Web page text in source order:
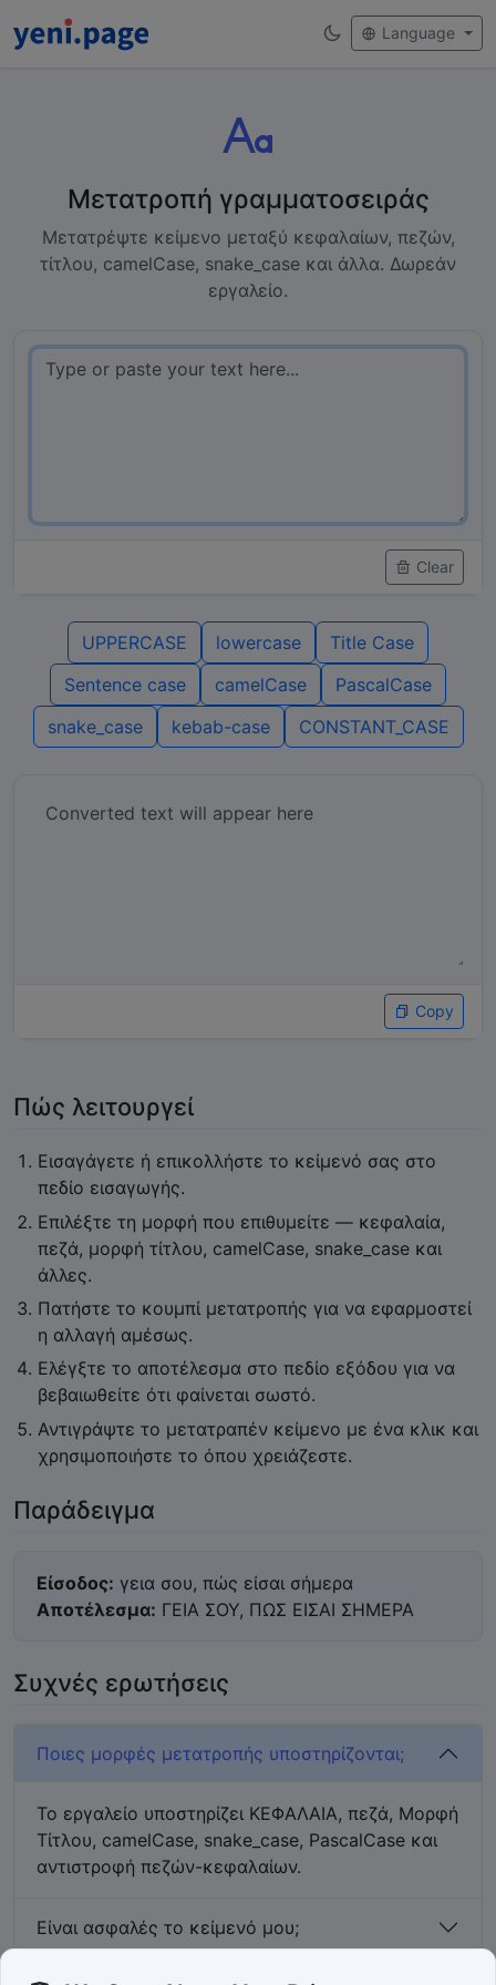
Language
Μετατροπή γραμματοσειράς
Μετατρέψτε κείμενο μεταξύ κεφαλαίων, πεζών,
τίτλου, camelCase, snake_case και άλλα. Δωρεάν
εργαλείο.
Clear
UPPERCASE lowercase
Title Case
Sentence case
camelCase
PascalCase
snake_case
kebab-case CONSTANT_CASE
Copy
Πώς λειτουργεί
Εισαγάγετε ή επικολλήστε το κείμενό σας στο
πεδίο εισαγωγής.
Επιλέξτε τη μορφή που επιθυμείτε — κεφαλαία,
πεζά, μορφή τίτλου, camelCase, snake_case και
άλλες.
Πατήστε το κουμπί μετατροπής για να εφαρμοστεί
η αλλαγή αμέσως.
Ελέγξτε το αποτέλεσμα στο πεδίο εξόδου για να
βεβαιωθείτε ότι φαίνεται σωστό.
Αντιγράψτε το μετατραπέν κείμενο με ένα κλικ και
χρησιμοποιήστε το όπου χρειάζεστε.
Παράδειγμα
Είσοδος: γεια σου, πώς είσαι σήμερα
Αποτέλεσμα: ΓΕΙΑ ΣΟΥ, ΠΩΣ ΕΙΣΑΙ ΣΗΜΕΡΑ
Συχνές ερωτήσεις
Ποιες μορφές μετατροπής υποστηρίζονται;
Το εργαλείο υποστηρίζει ΚΕΦΑΛΑΙΑ, πεζά, Μορφή
Τίτλου, camelCase, snake_case, PascalCase και
αντιστροφή πεζών-κεφαλαίων.
Είναι ασφαλές το κείμενό μου;